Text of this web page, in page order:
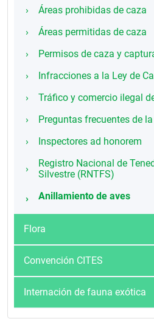
Áreas prohibidas de caza
Áreas permitidas de caza
Permisos de caza y
Infracciones a la Ley de
Tráfico y comercio ilegal
Preguntas frecuentes de
Inspectores ad honorem
Registro Nacional de
Silvestre (RNTFS)
Anillamiento de aves
Flora
Convención CITES
Internación de fauna exótica